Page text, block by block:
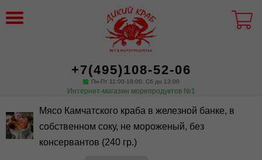
+7(495)108-52-06
Пн-Пт 11:00-18:00. Сб до 13:00
Интернет-магазин морепродуктов №1
Мясо Камчатского краба в железной банке, в
собственном соку, не мороженый, без
консервантов (240 гр.)